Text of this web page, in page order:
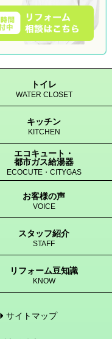
トイレ
WATER CLOSET
キッチン
KITCHEN
エコキュート・
都市ガス給湯器
ECOCUTE・CITYGAS
お客様の声
VOICE
スタッフ紹介
STAFF
リフォーム豆知識
KNOW
サイトマップ